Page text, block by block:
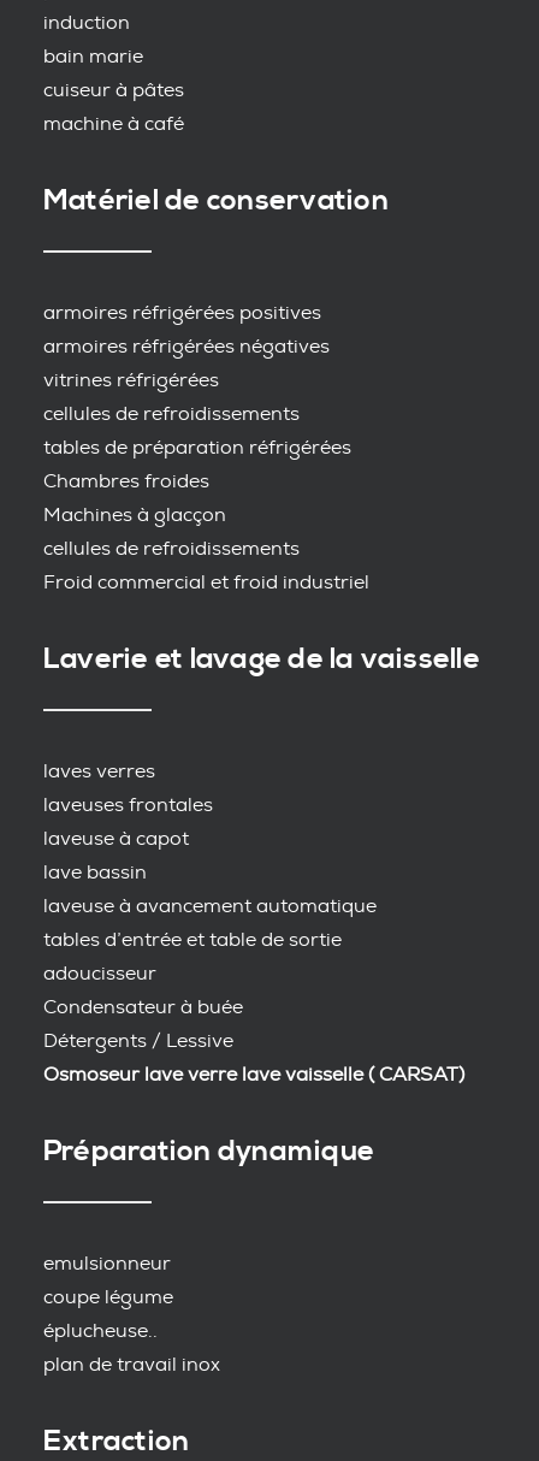
induction
bain marie
cuiseur à pâtes
machine à café
Matériel de conservation
armoires réfrigérées positives
armoires réfrigérées négatives
vitrines réfrigérées
cellules de refroidissements
tables de préparation réfrigérées
Chambres froides
Machines à glacçon
cellules de refroidissements
Froid commercial et froid industriel
Laverie et lavage de la vaisselle
laves verres
laveuses frontales
laveuse à capot
lave bassin
laveuse à avancement automatique
tables d’entrée et table de sortie
adoucisseur
Condensateur à buée
Détergents / Lessive
Osmoseur lave verre lave vaisselle ( CARSAT)
Préparation dynamique
emulsionneur
coupe légume
éplucheuse..
plan de travail inox
Extraction